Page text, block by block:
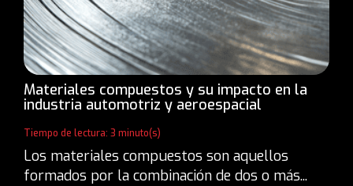
Materiales compuestos y su impacto en la
industria automotriz y aeroespacial
Tiempo de lectura: 3 minuto(s)
Los materiales compuestos son aquellos
formados por la combinación de dos o más...